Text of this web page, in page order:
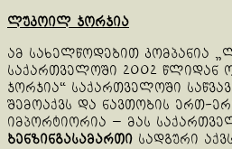
ლუკოილ ჯორჯია
ამ სახელწოდებით კომპანია
საქართველოში 2002 წლიდან
ჯორჯია“ საქართველოში
შემოაქვს და ნავთობის ერთ-
იმპორტიორია — მას
ბენზინგასამართი სადგური